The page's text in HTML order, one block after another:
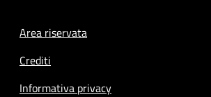
Footer menu
Area riservata
Crediti
Informativa privacy